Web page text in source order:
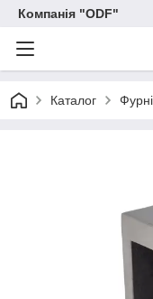
Компанія "ODF"
Каталог